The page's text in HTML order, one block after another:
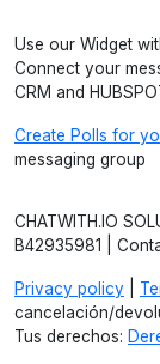
Use our Widget
Connect your
CRM and
Create Polls for
messaging group
CHATWITH.IO
B42935981 |
Privacy policy
cancelación/
Tus derechos: